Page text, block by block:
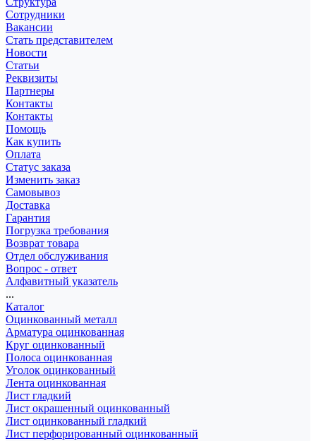
Сотрудники
Вакансии
Стать представителем
Новости
Статьи
Реквизиты
Партнеры
Контакты
Контакты
Помощь
Как купить
Оплата
Статус заказа
Изменить заказ
Самовывоз
Доставка
Гарантия
Погрузка требования
Возврат товара
Отдел обслуживания
Вопрос - ответ
Алфавитный указатель
...
Каталог
Оцинкованный металл
Арматура оцинкованная
Круг оцинкованный
Полоса оцинкованная
Уголок оцинкованный
Лента оцинкованная
Лист гладкий
Лист окрашенный оцинкованный
Лист оцинкованный гладкий
Лист перфорированный оцинкованный